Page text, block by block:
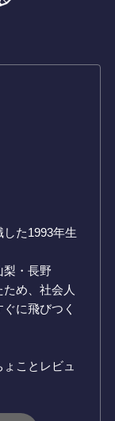
た1993年生
梨・長野
め、社会人
に飛びつく
ことレビュ